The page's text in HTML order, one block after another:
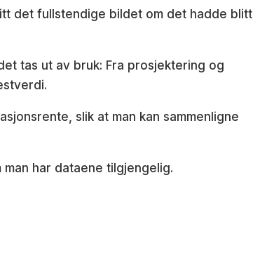
det fullstendige bildet om det hadde blitt
tas ut av bruk: Fra prosjektering og
slik at man kan sammenligne
har dataene tilgjengelig.